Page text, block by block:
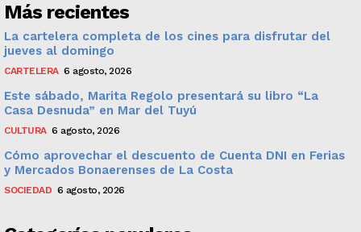
Más recientes
La cartelera completa de los cines para disfrutar del
jueves al domingo
CARTELERA 6 agosto, 2026
Este sábado, Marita Regolo presentará su libro “La
Casa Desnuda” en Mar del Tuyú
CULTURA 6 agosto, 2026
Cómo aprovechar el descuento de Cuenta DNI en Ferias
y Mercados Bonaerenses de La Costa
SOCIEDAD 6 agosto, 2026